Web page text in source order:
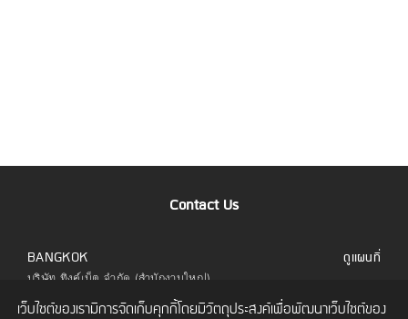
Contact Us
BANGKOK
บริษัท ทิงค์เน็ต จำกัด (สำนักงานใหญ่)
323 อาคารยูไนเต็ดเซ็นเตอร์ ชั้น 6 ห้อง 601 ถนน
สีลม แขวงสีลม เขตบางรัก กทม. 10500
ดูแผนที่
เว็บไซต์ของเรามีการจัดเก็บคุกกี้โดยมีวัตถุประสงค์เพื่อพัฒนาเว็บไซต์ของ